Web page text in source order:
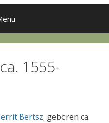
1555-
Bertsz, geboren ca.